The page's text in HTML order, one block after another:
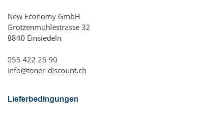
New Economy GmbH
Grotzenmühlestrasse 32
8840 Einsiedeln
055 422 25 90
info@toner-discount.ch
Lieferbedingungen